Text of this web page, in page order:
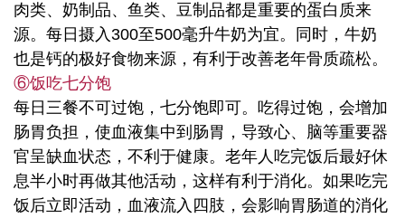
肉类、奶制品、鱼类、豆制品都是重要的蛋白质来
源。每日摄入300至500毫升牛奶为宜。同时，牛奶
也是钙的极好食物来源，有利于改善老年骨质疏松。
⑥饭吃七分饱
每日三餐不可过饱，七分饱即可。吃得过饱，会增加
肠胃负担，使血液集中到肠胃，导致心、脑等重要器
官呈缺血状态，不利于健康。老年人吃完饭后最好休
息半小时再做其他活动，这样有利于消化。如果吃完
饭后立即活动，血液流入四肢，会影响胃肠道的消化